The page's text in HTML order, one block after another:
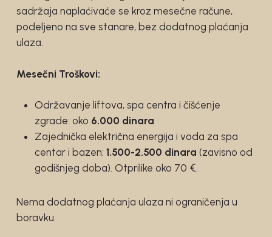
sadržaja naplaćivaće se kroz mesečne račune,
podeljeno na sve stanare, bez dodatnog plaćanja
ulaza.
Mesečni Troškovi:
Održavanje liftova, spa centra i čišćenje
zgrade: oko 6.000 dinara
Zajednička električna energija i voda za spa
centar i bazen: 1.500-2.500 dinara (zavisno od
godišnjeg doba). Otprilike oko 70 €.
Nema dodatnog plaćanja ulaza ni ograničenja u
boravku.